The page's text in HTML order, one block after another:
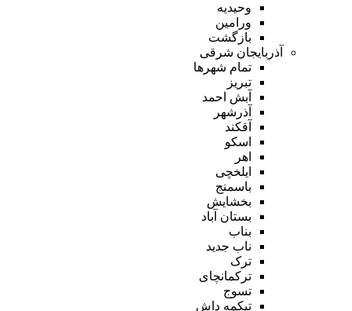
وحیدیه
ورامین
بازگشت
آذربایجان شرقی
تمام شهر‌ها
تبریز
آبش احمد
آذرشهر
آقکند
اسکو
اهر
ایلخچی
باسمنج
بخشایش
بستان آباد
بناب
ناب جدید
ترک
ترکمانچای
تسوج
تیکمه داش